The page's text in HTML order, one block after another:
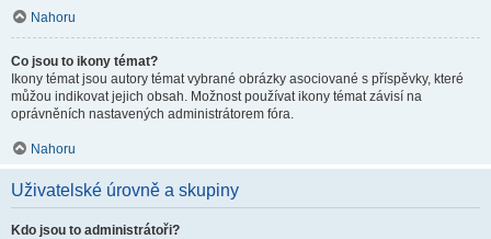
Nahoru
Co jsou to ikony témat?
Ikony témat jsou autory témat vybrané obrázky asociované s příspěvky, které
můžou indikovat jejich obsah. Možnost používat ikony témat závisí na
oprávněních nastavených administrátorem fóra.
Nahoru
Uživatelské úrovně a skupiny
Kdo jsou to administrátoři?